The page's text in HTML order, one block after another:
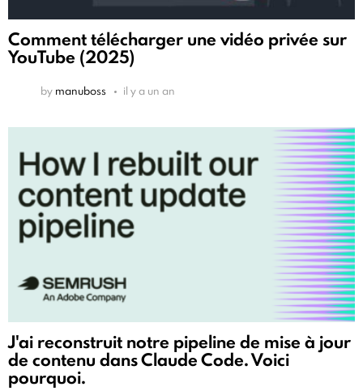
Comment télécharger une vidéo privée sur
YouTube (2025)
by manuboss il y a un an
J'ai reconstruit notre pipeline de mise à jour
de contenu dans Claude Code. Voici
pourquoi.